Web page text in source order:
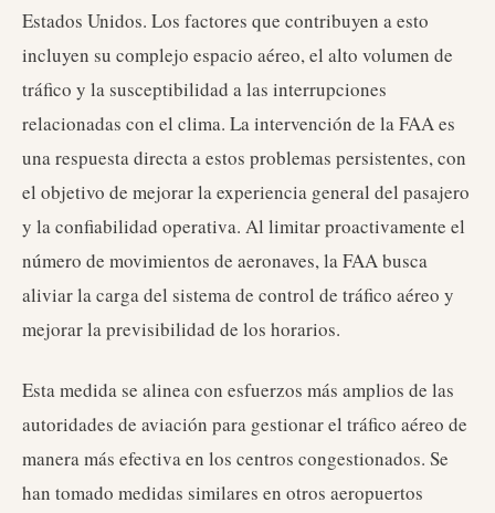
Estados Unidos. Los factores que contribuyen a esto
incluyen su complejo espacio aéreo, el alto volumen de
tráfico y la susceptibilidad a las interrupciones
relacionadas con el clima. La intervención de la FAA es
una respuesta directa a estos problemas persistentes, con
el objetivo de mejorar la experiencia general del pasajero
y la confiabilidad operativa. Al limitar proactivamente el
número de movimientos de aeronaves, la FAA busca
aliviar la carga del sistema de control de tráfico aéreo y
mejorar la previsibilidad de los horarios.
Esta medida se alinea con esfuerzos más amplios de las
autoridades de aviación para gestionar el tráfico aéreo de
manera más efectiva en los centros congestionados. Se
han tomado medidas similares en otros aeropuertos